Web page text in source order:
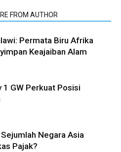
FROM AUTHOR
Permata Biru Afrika
Keajaiban Alam
1 GW Perkuat Posisi
Negara Asia
Pajak?